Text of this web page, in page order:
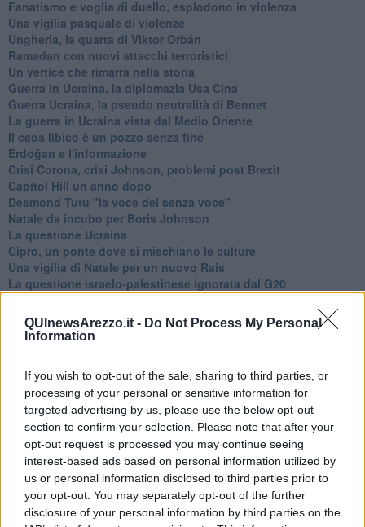
QUInewsArezzo.it - Do Not Process My Personal
Information
If you wish to opt-out of the sale, sharing to third parties, or
processing of your personal or sensitive information for
targeted advertising by us, please use the below opt-out
section to confirm your selection. Please note that after your
opt-out request is processed you may continue seeing
interest-based ads based on personal information utilized by
us or personal information disclosed to third parties prior to
your opt-out. You may separately opt-out of the further
disclosure of your personal information by third parties on the
Fanatismo e voglia di duello, esplodono in violenza
Una vigilia pasquale di violenze
Ungheria, la quarta di Viktor Orbán
Ramadan con nuovi attacchi terroristici
Un vertice che rimarrà nella storia
Guerra in Ucraina, la diplomazia Usa Cina
Guerra Ucraina, la pseudo neutralità di Bennet
La guerra in Ucraina vista dal Medio Oriente
​Il caos libico è un pozzo senza fine
Erdoğan e l'informazione
Crisi Corona, crisi Johnson, problemi post Brexit
Capitol Hill un anno dopo
Desmond Tutu "la voce dei senza voce"
Natale da incubo per Boris Johnson
La questione Ucraina
Cipro, un ponte dove si mischiano le culture
Una vigilia di Natale per un nuovo Rais
La questione israelo-palestinese ignorata dal G20
Libano, collasso economico e guerra civile
Johnson, da Trump a Biden alla Brexit
Papa Bergoglio vedrà Viktor Orbán
Bennet, un giorno in attesa di Biden
Il ritorno dei talebani
​La lenta agonia del Libano
Sudafrica, è allarme alimentare
Usa di nuovo al centro della geopolitica internazionale
L’appuntamento di Israele con il cambiamento
La farsa delle elezioni in Siria
In Medioriente non ci sono favole, solo realtà